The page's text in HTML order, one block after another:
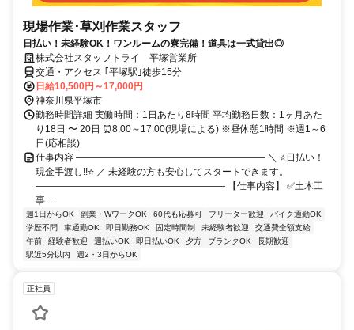
現場作業･草刈作業スタッフ
日払い！未経験OK！ワンルームの寮完備！道具は一式貸出◎
株式会社スタッフトライ 平塚営業所
交通・アクセス ｢平塚駅｣徒歩15分
日給10,500円～17,000円
神奈川県平塚市
勤務時間詳細 実働時間：1日あたり8時間 平均勤務日数：1ヶ月あた
り18日 〜 20日 ⏰8:00～17:00(現場による) ※昼休憩1時間 ※週1～6
日(応相談)
仕事内容 ―――――――――――――――――――― ＼ ⭐日払い！
現金手渡し!!⭐ ／ 未経験の方も安心してスタートできます。
―――――――――――――――――――― 【仕事内容】 ✅土木工
事 ...
週1日からOK 副業・WワークOK 60代も応募可 フリーター歓迎
バイク通勤OK
学歴不問
車通勤OK 即日勤務OK 固定時間制 未経験者歓迎
交通費全額支給
午前
経験者歓迎 週払いOK 即日払いOK 夕方 ブランクOK
長期歓迎
駅近5分以内
週2・3日からOK
正社員